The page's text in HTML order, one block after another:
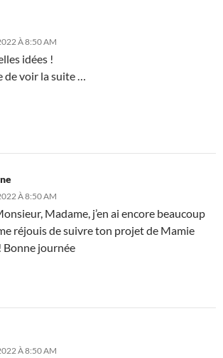
À 8:50 AM
idées !
de voir la suite …
À 8:50 AM
Madame, j’en ai encore beaucoup
réjouis de suivre ton projet de Mamie
journée
À 8:50 AM